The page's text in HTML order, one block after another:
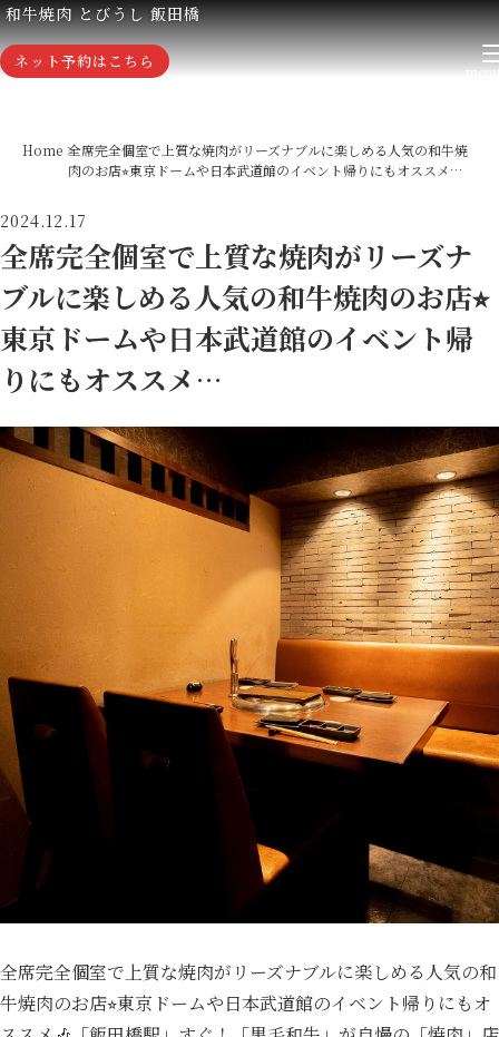
和牛焼肉 とびうし 飯田橋
ネット予約はこちら
Home 全席完全個室で上質な焼肉がリーズナブルに楽しめる人気の和牛焼
肉のお店⭐︎東京ドームや日本武道館のイベント帰りにもオススメ…
2024.12.17
全席完全個室で上質な焼肉がリーズナ
ブルに楽しめる人気の和牛焼肉のお店⭐︎
東京ドームや日本武道館のイベント帰
りにもオススメ…
全席完全個室で上質な焼肉がリーズナブルに楽しめる人気の和
牛焼肉のお店⭐︎東京ドームや日本武道館のイベント帰りにもオ